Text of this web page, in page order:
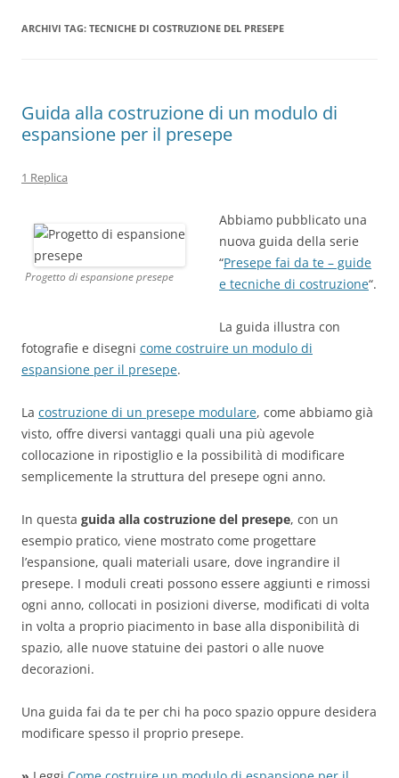
ARCHIVI TAG: TECNICHE DI COSTRUZIONE DEL PRESEPE
Guida alla costruzione di un modulo di
espansione per il presepe
1 Replica
Progetto di espansione presepe
Abbiamo pubblicato una
nuova guida della serie
“Presepe fai da te – guide
e tecniche di costruzione“.
La guida illustra con
fotografie e disegni come costruire un modulo di
espansione per il presepe.
La costruzione di un presepe modulare, come abbiamo già
visto, offre diversi vantaggi quali una più agevole
collocazione in ripostiglio e la possibilità di modificare
semplicemente la struttura del presepe ogni anno.
In questa guida alla costruzione del presepe, con un
esempio pratico, viene mostrato come progettare
l’espansione, quali materiali usare, dove ingrandire il
presepe. I moduli creati possono essere aggiunti e rimossi
ogni anno, collocati in posizioni diverse, modificati di volta
in volta a proprio piacimento in base alla disponibilità di
spazio, alle nuove statuine dei pastori o alle nuove
decorazioni.
Una guida fai da te per chi ha poco spazio oppure desidera
modificare spesso il proprio presepe.